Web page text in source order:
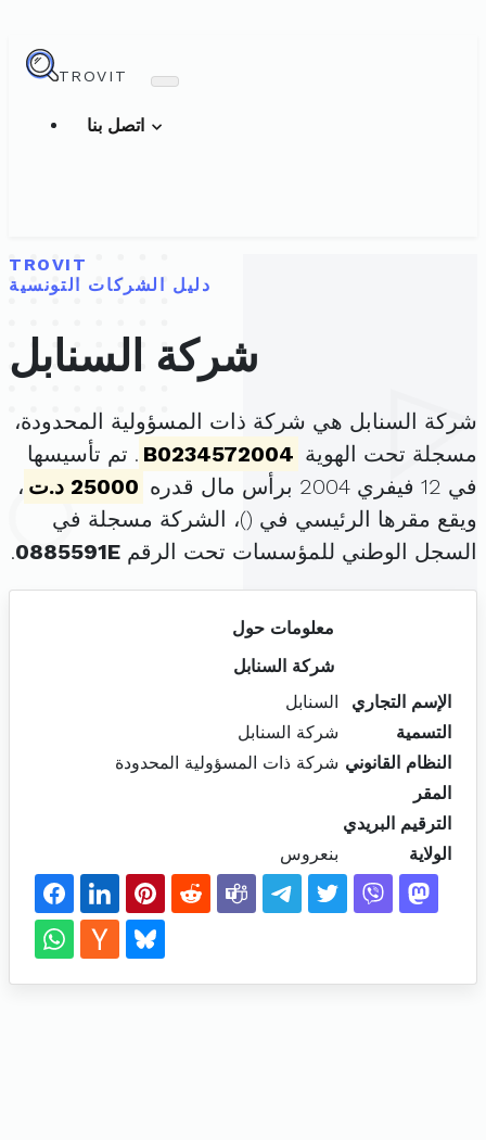
TROVIT
TROVIT
دليل الشركات التونسية
شركة السنابل
شركة السنابل هي شركة ذات المسؤولية المحدودة،
مسجلة تحت الهوية B0234572004 . تم تأسيسها
في 12 فيفري 2004 برأس مال قدره
25000 د.ت
،
ويقع مقرها الرئيسي في ()، الشركة مسجلة في
السجل الوطني للمؤسسات تحت الرقم 0885591E
.
معلومات حول
شركة السنابل
الإسم التجاري
السنابل
التسمية
شركة السنابل
النظام القانوني شركة ذات المسؤولية المحدودة
المقر
الترقيم البريدي
الولاية
بنعروس